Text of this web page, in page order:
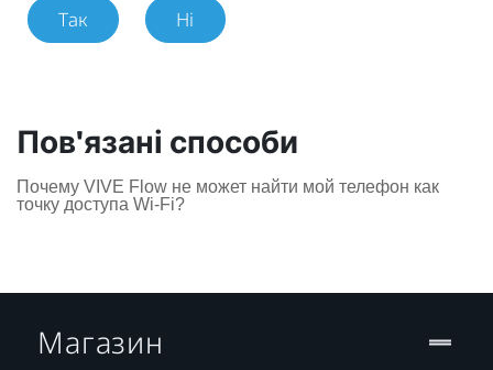
Так Ні
Пов'язані способи
Почему VIVE Flow не может найти мой телефон как
точку доступа Wi-Fi?
Магазин